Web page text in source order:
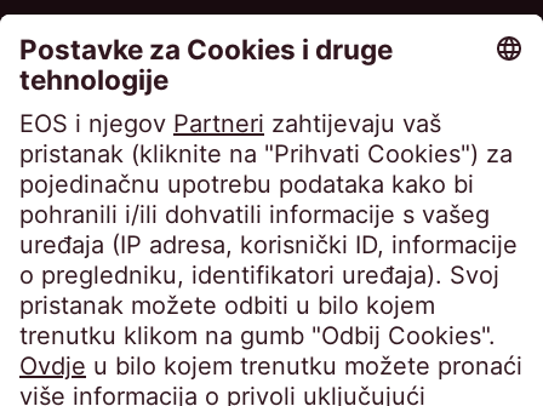
EOS MATRIX d.o.o. za poslovne usluge •
Horvatova ulica 82, Zagreb • Trgovački sud u
Zagrebu • OIB 76674680107 • MBS
080649671 • Privredna banka Zagreb d.d.,
IBAN: HR8423400091110398554 • Temeljni
kapital: 4.900,00 EUR, uplaćen u cijelosti •
Uprava: Barbara Cerinski, Bernhard
Melischnig, Ivana Žitnik